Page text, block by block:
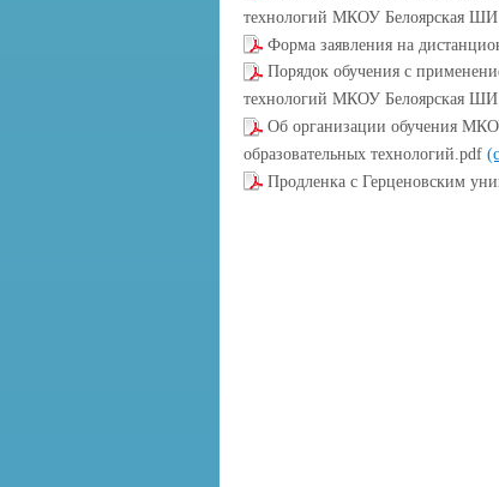
технологий МКОУ Белоярская
Форма заявления на
Порядок обучения с
технологий МКОУ Белоярская
Об организации обучения
образовательных технологий.pdf
Продленка с Герценовским